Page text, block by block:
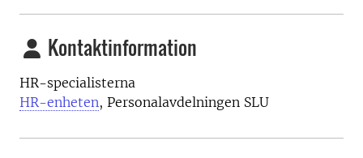
Kontaktinformation
HR-specialisterna
HR-enheten, Personalavdelningen SLU